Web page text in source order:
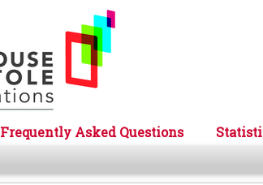
Frequently Asked Questions